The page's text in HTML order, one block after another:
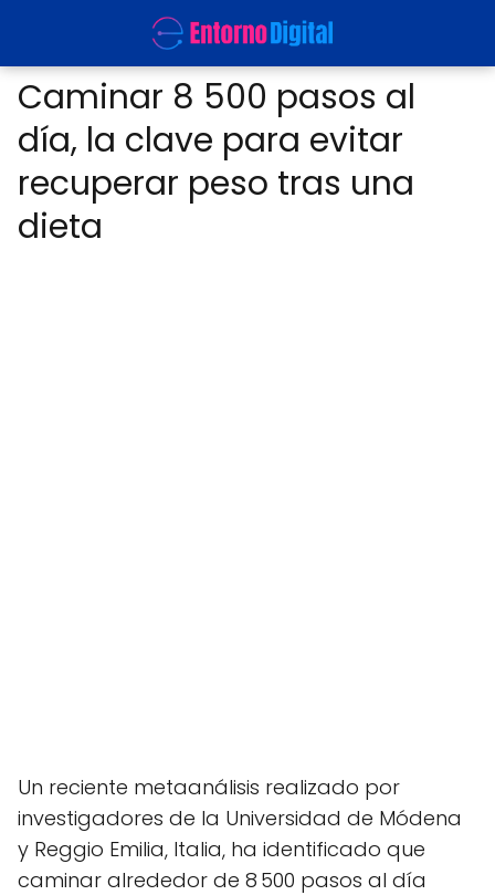
Caminar 8 500 pasos al
día, la clave para evitar
recuperar peso tras una
dieta
Un reciente metaanálisis realizado por
investigadores de la Universidad de Módena
y Reggio Emilia, Italia, ha identificado que
caminar alrededor de 8 500 pasos al día